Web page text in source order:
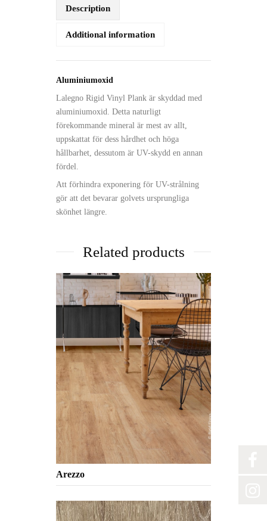
Description
Additional information
Aluminiumoxid
Lalegno Rigid Vinyl Plank är skyddad med
aluminiumoxid. Detta naturligt
förekommande mineral är mest av allt,
uppskattat för dess hårdhet och höga
hållbarhet, dessutom är UV-skydd en annan
fördel.
Att förhindra exponering för UV-strålning
gör att det bevarar golvets ursprungliga
skönhet längre.
Related products
Arezzo